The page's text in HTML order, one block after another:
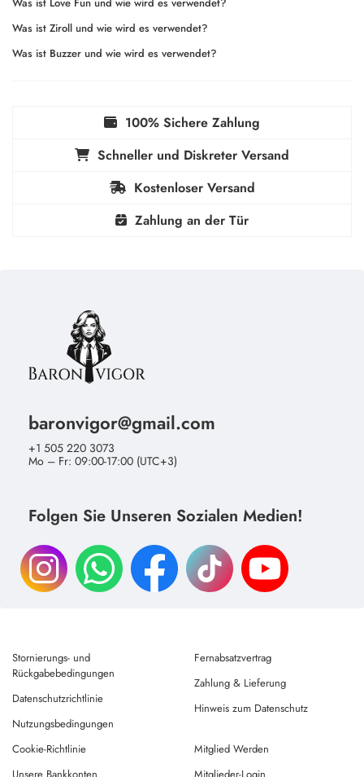
Was ist Ziroll und wie wird es verwendet?
Was ist Buzzer und wie wird es verwendet?
100% Sichere Zahlung
Schneller und Diskreter Versand
Kostenloser Versand
Zahlung an der Tür
baronvigor@gmail.com
+1 505 220 3073
Mo – Fr: 09:00-17:00 (UTC+3)
Folgen Sie Unseren Sozialen Medien!
Stornierungs- und
Rückgabebedingungen
Datenschutzrichtlinie
Nutzungsbedingungen
Fernabsatzvertrag
Zahlung & Lieferung
Hinweis zum Datenschutz
Cookie-Richtlinie
Unsere Bankkonten
Mitglied Werden
Mitglieder-Login